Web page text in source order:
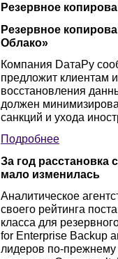
Резервное
Резервное
Облако»
Компания DатаРу
предложит клиентам
восстановления
должен
санкций и ухода
Подробнее
За год расстановка
мало изменилась
Аналитическое
своего рейтинга
класса для
for Enterprise Backup
лидеров по-